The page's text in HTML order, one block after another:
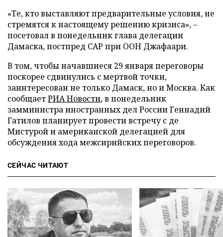
«Те, кто выставляют предварительные условия, не
стремятся к настоящему решению кризиса», –
посетовал в понедельник глава делегации
Дамаска, постпред САР при ООН Джафаари.
В том, чтобы начавшиеся 29 января переговоры
поскорее сдвинулись с мертвой точки,
заинтересован не только Дамаск, но и Москва. Как
сообщаетРИА Новости, в понедельник
замминистра иностранных дел России Геннадий
Гатилов планирует провести встречу с де
Мистурой и американской делегацией для
обсуждения хода межсирийских переговоров.
СЕЙЧАС ЧИТАЮТ